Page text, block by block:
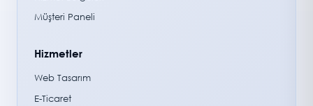
Müşteri Paneli
Hizmetler
Web Tasarım
E-Ticaret